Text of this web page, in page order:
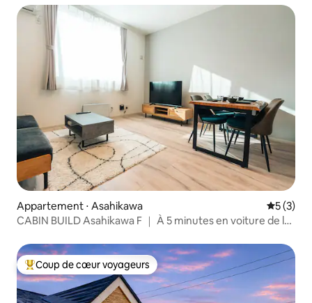
Idéale comme point de départ pour un voyage à Hokkaido
Appartement ⋅ Asahikawa
5 (3)
CABIN BUILD Asahikawa F ｜ À 5 minutes en voiture de la
3 pièces neufs ｜ Biei/Furano
Coups de cœur voyageurs les plus appréciés
Coup de cœur voyageurs